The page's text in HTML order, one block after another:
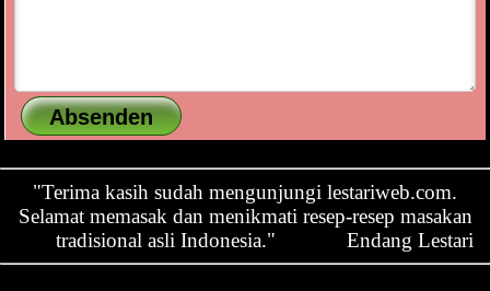
"Terima kasih sudah mengunjungi lestariweb.com.
Selamat memasak dan menikmati resep-resep masakan
tradisional asli Indonesia."
Endang Lestari